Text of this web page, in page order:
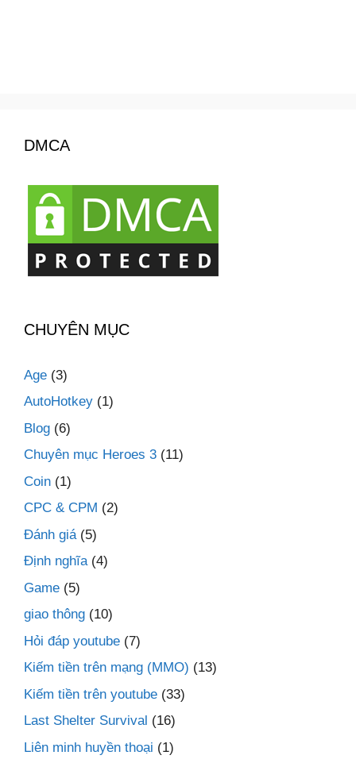
DMCA
CHUYÊN MỤC
Age (3)
AutoHotkey (1)
Blog (6)
Chuyên mục Heroes 3 (11)
Coin (1)
CPC & CPM (2)
Đánh giá (5)
Định nghĩa(4)
Game (5)
giao thông (10)
Hỏi đáp youtube (7)
Kiếm tiền trên mạng (MMO) (13)
Kiếm tiền trên youtube (33)
Last Shelter Survival (16)
Liên minh huyền thoại (1)